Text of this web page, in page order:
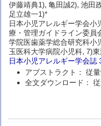
伊藤靖典1), 亀田誠2), 池田
足立雄一1)*
日本小児アレルギー学会
療・管理ガイドライン委員
学院医歯薬学総合研究科小
玉医科大学病院小児科, 7)
日本小児アレルギー学会誌
アブストラクト： 従
全文ダウンロード：